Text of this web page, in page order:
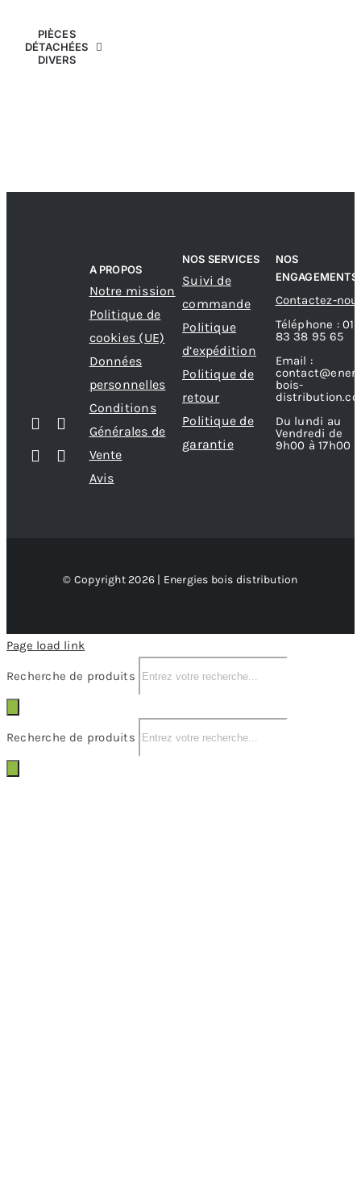
PIÈCES
DÉTACHÉES
DIVERS
A PROPOS
Notre mission
Politique de
cookies (UE)
Données
personnelles
Conditions
Générales de
Vente
Avis
NOS SERVICES
Suivi de
commande
Politique
d’expédition
Politique de
retour
Politique de
garantie
NOS
ENGAGEMENTS
Contactez-
Téléphone : 01
83 38 95 65
Email :
bois-
Du lundi au
Vendredi de
9h00 à 17h00
© Copyright 2026 | Energies bois distribution
Page load link
Recherche de produits
Recherche de produits